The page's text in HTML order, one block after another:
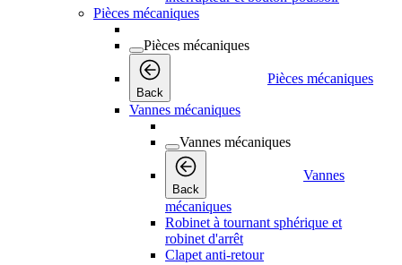
Pièces mécaniques
Pièces mécaniques
Back
Pièces mécaniques
Vannes mécaniques
Vannes mécaniques
Back
Vannes
mécaniques
Robinet à tournant sphérique et
robinet d'arrêt
Clapet anti-retour